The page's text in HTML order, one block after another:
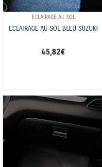
ECLAIRAGE AU SOL
ECLAIRAGE AU SOL BLEU SUZUKI
45,82 €